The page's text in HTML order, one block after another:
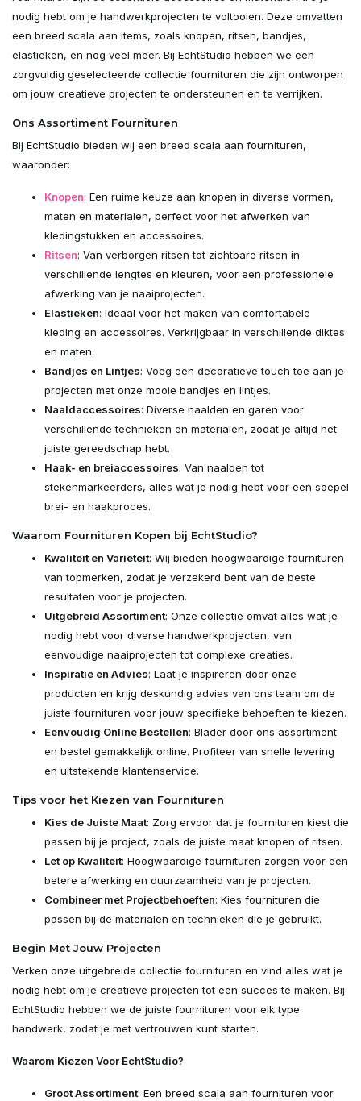
nodig hebt om je handwerkprojecten te voltooien. Deze omvatten
een breed scala aan items, zoals knopen, ritsen, bandjes,
elastieken, en nog veel meer. Bij EchtStudio hebben we een
zorgvuldig geselecteerde collectie fournituren die zijn ontworpen
om jouw creatieve projecten te ondersteunen en te verrijken.
Ons Assortiment Fournituren
Bij EchtStudio bieden wij een breed scala aan fournituren,
waaronder:
Knopen: Een ruime keuze aan knopen in diverse vormen,
maten en materialen, perfect voor het afwerken van
kledingstukken en accessoires.
Ritsen: Van verborgen ritsen tot zichtbare ritsen in
verschillende lengtes en kleuren, voor een professionele
afwerking van je naaiprojecten.
Elastieken: Ideaal voor het maken van comfortabele
kleding en accessoires. Verkrijgbaar in verschillende diktes
en maten.
Bandjes en Lintjes: Voeg een decoratieve touch toe aan je
projecten met onze mooie bandjes en lintjes.
Naaldaccessoires: Diverse naalden en garen voor
verschillende technieken en materialen, zodat je altijd het
juiste gereedschap hebt.
Haak- en breiaccessoires: Van naalden tot
stekenmarkeerders, alles wat je nodig hebt voor een soepel
brei- en haakproces.
Waarom Fournituren Kopen bij EchtStudio?
Kwaliteit en Variëteit: Wij bieden hoogwaardige fournituren
van topmerken, zodat je verzekerd bent van de beste
resultaten voor je projecten.
Uitgebreid Assortiment: Onze collectie omvat alles wat je
nodig hebt voor diverse handwerkprojecten, van
eenvoudige naaiprojecten tot complexe creaties.
Inspiratie en Advies: Laat je inspireren door onze
producten en krijg deskundig advies van ons team om de
juiste fournituren voor jouw specifieke behoeften te kiezen.
Eenvoudig Online Bestellen: Blader door ons assortiment
en bestel gemakkelijk online. Profiteer van snelle levering
en uitstekende klantenservice.
Tips voor het Kiezen van Fournituren
Kies de Juiste Maat: Zorg ervoor dat je fournituren kiest die
passen bij je project, zoals de juiste maat knopen of ritsen.
Let op Kwaliteit: Hoogwaardige fournituren zorgen voor een
betere afwerking en duurzaamheid van je projecten.
Combineer met Projectbehoeften: Kies fournituren die
passen bij de materialen en technieken die je gebruikt.
Begin Met Jouw Projecten
Verken onze uitgebreide collectie fournituren en vind alles wat je
nodig hebt om je creatieve projecten tot een succes te maken. Bij
EchtStudio hebben we de juiste fournituren voor elk type
handwerk, zodat je met vertrouwen kunt starten.
Waarom Kiezen Voor EchtStudio?
Groot Assortiment: Een breed scala aan fournituren voor